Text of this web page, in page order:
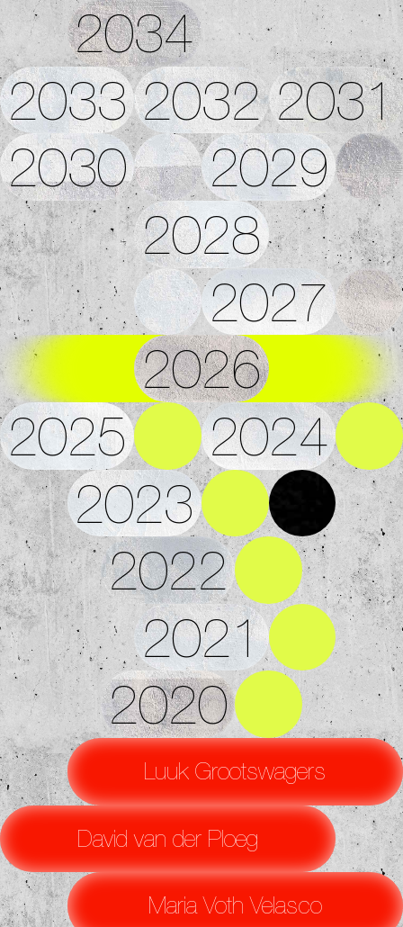
2034
2033 2032 2031
2030
2029
2028
2027
2026
2025
2024
2023
2022
2021
2020
Luuk Grootswagers
David van der Ploeg
Maria Voth Velasco